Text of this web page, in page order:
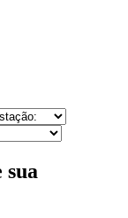
sua